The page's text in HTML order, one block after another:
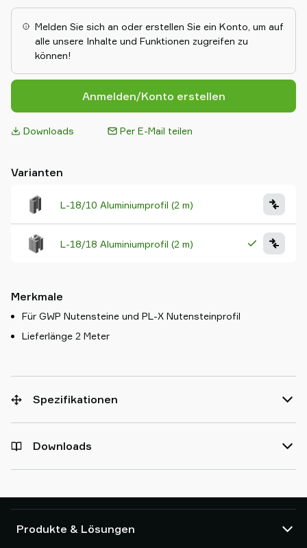
Melden Sie sich an oder erstellen Sie ein Konto, um auf
alle unsere Inhalte und Funktionen zugreifen zu
können!
Anmelden/Konto erstellen
Downloads Per E-Mail teilen
Varianten
L-18/10 Aluminiumprofil (2 m)
L-18/18 Aluminiumprofil (2 m)
Merkmale
Für GWP Nutensteine und PL-X Nutensteinprofil
Lieferlänge 2 Meter
Spezifikationen
Downloads
Produkte & Lösungen